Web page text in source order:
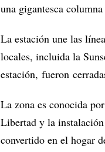
una gigantesca
La estación une las
locales, incluida la
estación, fueron
La zona es conocida
Libertad y la
convertido en el hogar